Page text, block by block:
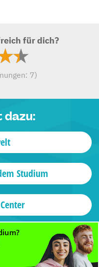
für dich?
7)
dazu:
Studium